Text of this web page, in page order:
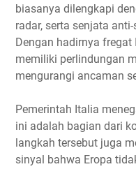
biasanya dilengkapi
radar, serta senjata
Dengan hadirnya
memiliki perlindungan
mengurangi ancaman
Pemerintah Italia
ini adalah bagian dari
langkah tersebut juga
sinyal bahwa Eropa